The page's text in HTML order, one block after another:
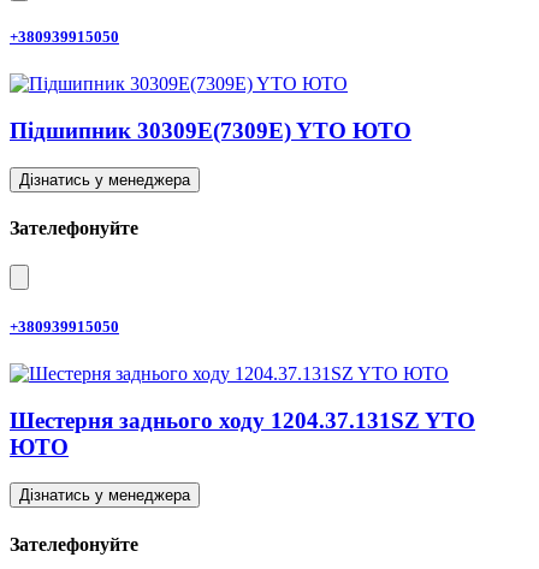
+380939915050
Підшипник 30309E(7309E) YTO ЮТО
Дізнатись у менеджера
Зателефонуйте
+380939915050
Шестерня заднього ходу 1204.37.131SZ YTO
ЮТО
Дізнатись у менеджера
Зателефонуйте